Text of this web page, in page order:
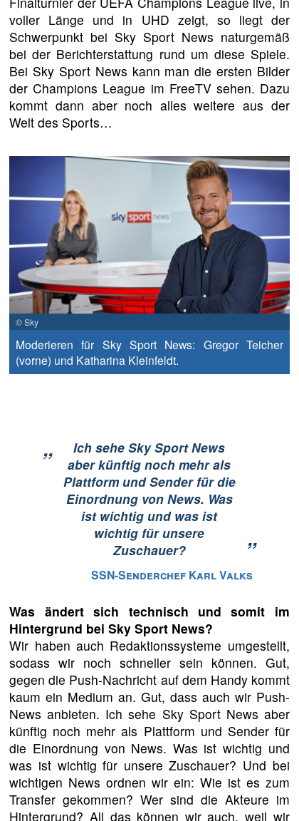
voller Länge und in UHD zeigt, so liegt der
Schwerpunkt bei Sky Sport News naturgemäß
bei der Berichterstattung rund um diese Spiele.
Bei Sky Sport News kann man die ersten Bilder
der Champions League im FreeTV sehen. Dazu
kommt dann aber noch alles weitere aus der
Welt des Sports…
© Sky
Moderieren für Sky Sport News: Gregor Teicher
(vorne) und Katharina Kleinfeldt.
„
Ich sehe Sky Sport News
aber künftig noch mehr als
Plattform und Sender für die
Einordnung von News. Was
ist wichtig und was ist
wichtig für unsere
Zuschauer?
”
SSN-Senderchef Karl Valks
Was ändert sich technisch und somit im
Hintergrund bei Sky Sport News?
Wir haben auch Redaktionssysteme umgestellt,
sodass wir noch schneller sein können. Gut,
gegen die Push-Nachricht auf dem Handy kommt
kaum ein Medium an. Gut, dass auch wir Push-
News anbieten. Ich sehe Sky Sport News aber
künftig noch mehr als Plattform und Sender für
die Einordnung von News. Was ist wichtig und
was ist wichtig für unsere Zuschauer? Und bei
wichtigen News ordnen wir ein: Wie ist es zum
Transfer gekommen? Wer sind die Akteure im
Hintergrund? All das können wir auch, weil wir